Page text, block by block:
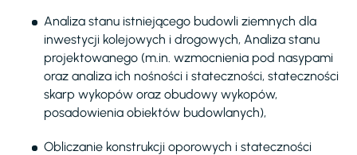
Analiza stanu istniejącego budowli ziemnych dla
inwestycji kolejowych i drogowych, Analiza stanu
projektowanego (m.in. wzmocnienia pod nasypami
oraz analiza ich nośności i stateczności, stateczności
skarp wykopów oraz obudowy wykopów,
posadowienia obiektów budowlanych),
Obliczanie konstrukcji oporowych i stateczności